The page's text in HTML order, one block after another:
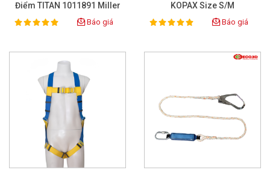
Điểm TITAN 1011891 Miller
Rating:
100% Báo giá
KOPAX Size S/M
Rating:
100% Báo giá